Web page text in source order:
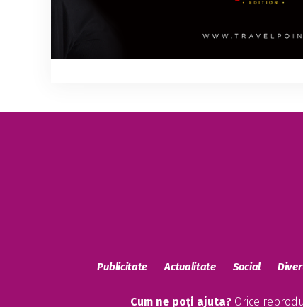
Publicitate Actualitate Social
Cum ne poți ajuta? Orice